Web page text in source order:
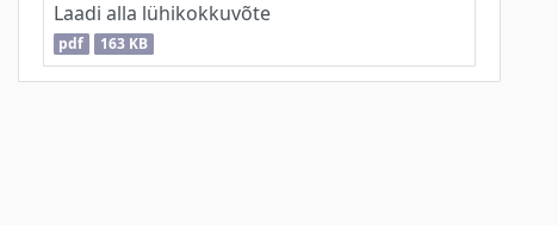
Laadi alla lühikokkuvõte
pdf 163 KB